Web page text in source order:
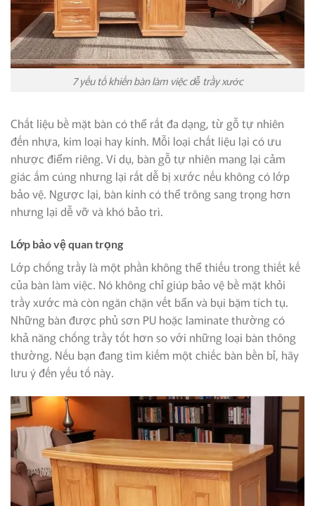
7 yếu tố khiến bàn làm việc dễ trầy xước
Chất liệu bề mặt bàn có thể rất đa dạng, từ gỗ tự nhiên
đến nhựa, kim loại hay kính. Mỗi loại chất liệu lại có ưu
nhược điểm riêng. Ví dụ, bàn gỗ tự nhiên mang lại cảm
giác ấm cúng nhưng lại rất dễ bị xước nếu không có lớp
bảo vệ. Ngược lại, bàn kính có thể trông sang trọng hơn
nhưng lại dễ vỡ và khó bảo trì.
Lớp bảo vệ quan trọng
Lớp chống trầy là một phần không thể thiếu trong thiết kế
của bàn làm việc. Nó không chỉ giúp bảo vệ bề mặt khỏi
trầy xước mà còn ngăn chặn vết bẩn và bụi bặm tích tụ.
Những bàn được phủ sơn PU hoặc laminate thường có
khả năng chống trầy tốt hơn so với những loại bàn thông
thường. Nếu bạn đang tìm kiếm một chiếc bàn bền bỉ, hãy
lưu ý đến yếu tố này.